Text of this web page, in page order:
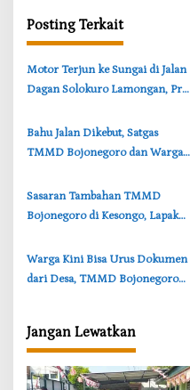
s
i
p
s
Posting Terkait
‎Motor Terjun ke Sungai di Jalan
Dagan Solokuro Lamongan, Pria
‎Bahu Jalan Dikebut, Satgas
TMMD Bojonegoro dan Warga
‎Sasaran Tambahan TMMD
Bojonegoro di Kesongo, Lapak
‎Warga Kini Bisa Urus Dokumen
dari Desa, TMMD Bojonegoro
Jangan Lewatkan